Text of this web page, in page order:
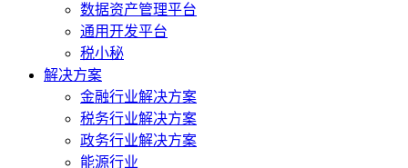
数据资产管理平台
通用开发平台
税小秘
解决方案
金融行业解决方案
税务行业解决方案
政务行业解决方案
能源行业